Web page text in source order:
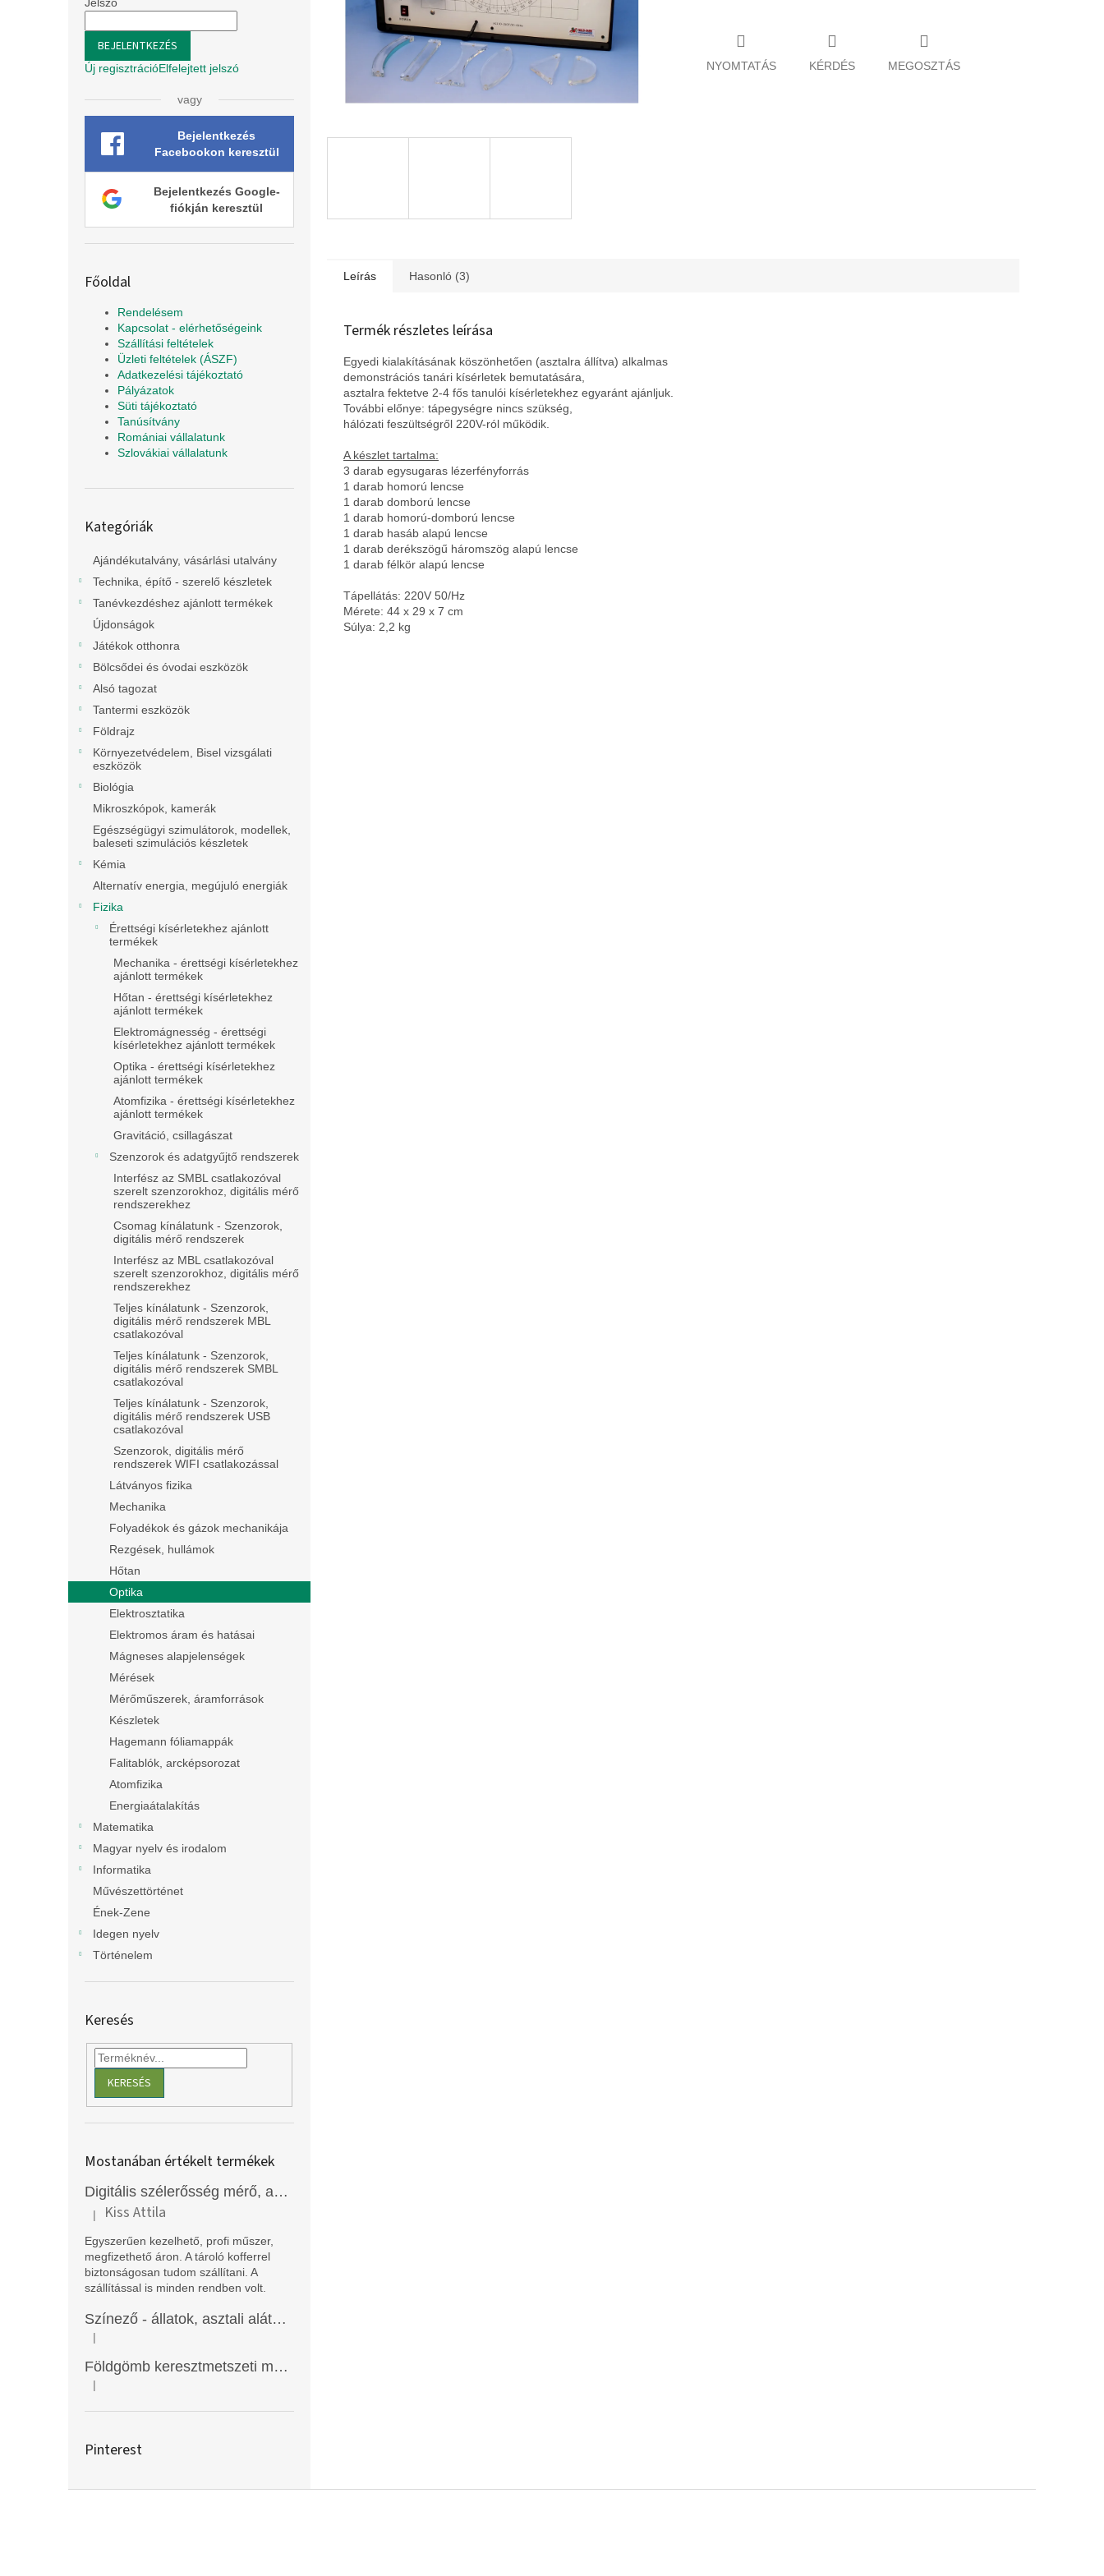
BEJELENTKEZÉS
Új regisztrációElfelejtett jelszó
vagy
Bejelentkezés
Facebookon keresztül
Bejelentkezés Google-
fiókján keresztül
Főoldal
Rendelésem
Kapcsolat - elérhetőségeink
Szállítási feltételek
Üzleti feltételek (ÁSZF)
Adatkezelési tájékoztató
Pályázatok
Süti tájékoztató
Tanúsítvány
Romániai vállalatunk
Szlovákiai vállalatunk
átugrása
Kategóriák
Ajándékutalvány, vásárlási utalvány
Technika, építő - szerelő készletek
Tanévkezdéshez ajánlott termékek
Újdonságok
Játékok otthonra
Bölcsődei és óvodai eszközök
Alsó tagozat
Tantermi eszközök
Földrajz
Környezetvédelem, Bisel vizsgálati
eszközök
Biológia
Mikroszkópok, kamerák
Egészségügyi szimulátorok, modellek,
baleseti szimulációs készletek
Kémia
Alternatív energia, megújuló energiák
Fizika
Érettségi kísérletekhez ajánlott
termékek
Mechanika - érettségi kísérletekhez
ajánlott termékek
Hőtan - érettségi kísérletekhez
ajánlott termékek
Elektromágnesség - érettségi
kísérletekhez ajánlott termékek
Optika - érettségi kísérletekhez
ajánlott termékek
Atomfizika - érettségi kísérletekhez
ajánlott termékek
Gravitáció, csillagászat
Szenzorok és adatgyűjtő rendszerek
Interfész az SMBL csatlakozóval
szerelt szenzorokhoz, digitális mérő
rendszerekhez
Csomag kínálatunk - Szenzorok,
digitális mérő rendszerek
Interfész az MBL csatlakozóval
szerelt szenzorokhoz, digitális mérő
rendszerekhez
Teljes kínálatunk - Szenzorok,
digitális mérő rendszerek MBL
csatlakozóval
Teljes kínálatunk - Szenzorok,
digitális mérő rendszerek SMBL
csatlakozóval
Teljes kínálatunk - Szenzorok,
digitális mérő rendszerek USB
csatlakozóval
Szenzorok, digitális mérő
rendszerek WIFI csatlakozással
Látványos fizika
Mechanika
Folyadékok és gázok mechanikája
Rezgések, hullámok
Hőtan
Optika
Elektrosztatika
Elektromos áram és hatásai
Mágneses alapjelenségek
Mérések
Mérőműszerek, áramforrások
Készletek
Hagemann fóliamappák
Falitablók, arcképsorozat
Atomfizika
Energiaátalakítás
Matematika
Magyar nyelv és irodalom
Informatika
Művészettörténet
Ének-Zene
Idegen nyelv
Történelem
Keresés
KERESÉS
Mostanában értékelt termékek
Digitális szélerősség mérő, anemométer, EM2250
A termék értékelése 5-ből 5 csillag.
| Kiss Attila
Egyszerűen kezelhető, profi műszer,
megfizethető áron. A tároló kofferrel
biztonságosan tudom szállítani. A
szállítással is minden rendben volt.
Színező - állatok, asztali alátét, Funny Mat
A termék értékelése 5-ből 5 csillag.
|
Földgömb keresztmetszeti modell
A termék értékelése 5-ből 5 csillag.
|
Pinterest
NYOMTATÁS KÉRDÉS MEGOSZTÁS
Leírás Hasonló (3)
Termék részletes leírása
Egyedi kialakításának köszönhetően (asztalra állítva) alkalmas
demonstrációs tanári kísérletek bemutatására,
asztalra fektetve 2-4 fős tanulói kísérletekhez egyaránt ajánljuk.
További előnye: tápegységre nincs szükség,
hálózati feszültségről 220V-ról működik.
A készlet tartalma:
3 darab egysugaras lézerfényforrás
1 darab homorú lencse
1 darab domború lencse
1 darab homorú-domború lencse
1 darab hasáb alapú lencse
1 darab derékszögű háromszög alapú lencse
1 darab félkör alapú lencse
Tápellátás: 220V 50/Hz
Mérete: 44 x 29 x 7 cm
Súlya: 2,2 kg